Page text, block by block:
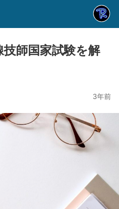
師国家試験を解
3年前